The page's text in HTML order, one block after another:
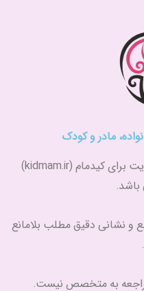
مادر و کودک
تمام حقوق مادی و معنوی این سایت برای کیدمام (kidmam.ir)
و نشانی دقیق مطلب بلامانع
به متخصص نیست.